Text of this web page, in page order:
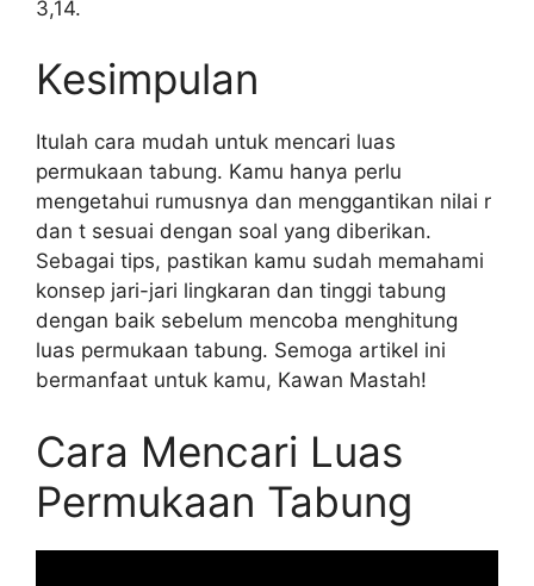
3,14.
Kesimpulan
Itulah cara mudah untuk mencari luas
permukaan tabung. Kamu hanya perlu
mengetahui rumusnya dan menggantikan nilai r
dan t sesuai dengan soal yang diberikan.
Sebagai tips, pastikan kamu sudah memahami
konsep jari-jari lingkaran dan tinggi tabung
dengan baik sebelum mencoba menghitung
luas permukaan tabung. Semoga artikel ini
bermanfaat untuk kamu, Kawan Mastah!
Cara Mencari Luas
Permukaan Tabung